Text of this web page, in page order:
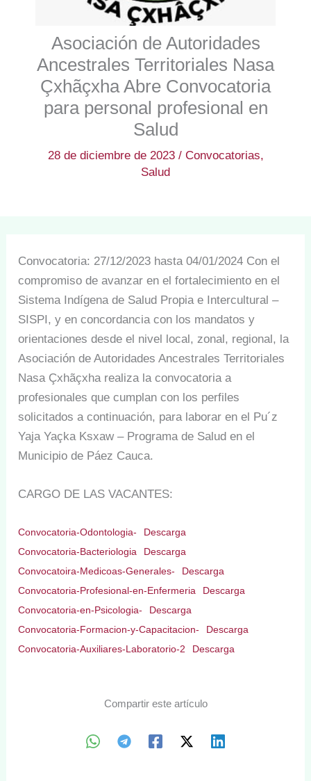
Asociación de Autoridades
Ancestrales Territoriales Nasa
Çxhãçxha Abre Convocatoria
para personal profesional en
Salud
28 de diciembre de 2023 / Convocatorias,
Salud
Convocatoria: 27/12/2023 hasta 04/01/2024 Con el
compromiso de avanzar en el fortalecimiento en el
Sistema Indígena de Salud Propia e Intercultural –
SISPI, y en concordancia con los mandatos y
orientaciones desde el nivel local, zonal, regional, la
Asociación de Autoridades Ancestrales Territoriales
Nasa Çxhãçxha realiza la convocatoria a
profesionales que cumplan con los perfiles
solicitados a continuación, para laborar en el Pu´z
Yaja Yaçka Ksxaw – Programa de Salud en el
Municipio de Páez Cauca.
CARGO DE LAS VACANTES:
Convocatoria-Odontologia-
Descarga
Convocatoria-Bacteriologia
Descarga
Convocatoira-Medicoas-Generales-
Descarga
Convocatoria-Profesional-en-Enfermeria
Descarga
Convocatoria-en-Psicologia-
Descarga
Convocatoria-Formacion-y-Capacitacion-
Descarga
Convocatoria-Auxiliares-Laboratorio-2
Descarga
Compartir este artículo